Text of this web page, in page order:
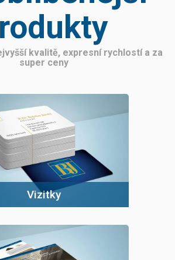
kvalitě, expresní rychlostí a za
super ceny
Vizitky